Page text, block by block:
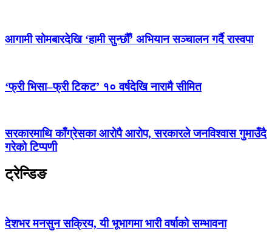
आगामी सोमबारदेखि ‘हामी सुन्छौँ’ अभियान सञ्चालन गर्दै रास्वपा
‘फ्री भिसा–फ्री टिकट’ १० वर्षदेखि नारामै सीमित
सरकारमाथि काँग्रेसका आरोपै आरोप, सरकारले जनविश्वास गुमाउँदै
गरेको टिप्पणी
ट्रेन्डिङ
देशभर मनसुन सक्रिय, यी भूभागमा भारी वर्षाको सम्भावना